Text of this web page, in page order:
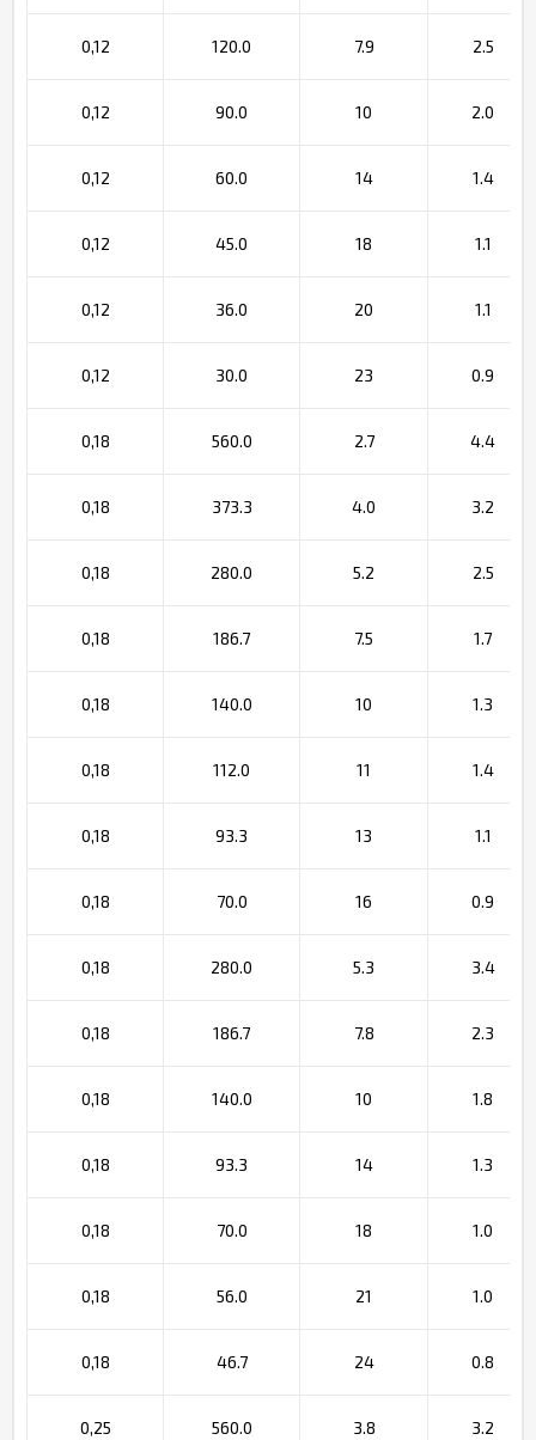
0,12 120.0 7.9 2.5
0,12 90.0 10 2.0
0,12 60.0 14 1.4
0,12 45.0 18 1.1
0,12 36.0 20 1.1
0,12 30.0 23 0.9
0,18 560.0 2.7 4.4
0,18 373.3 4.0 3.2
0,18 280.0 5.2 2.5
0,18 186.7 7.5 1.7
0,18 140.0 10 1.3
0,18 112.0 11 1.4
0,18 93.3 13 1.1
0,18 70.0 16 0.9
0,18 280.0 5.3 3.4
0,18 186.7 7.8 2.3
0,18 140.0 10 1.8
0,18 93.3 14 1.3
0,18 70.0 18 1.0
0,18 56.0 21 1.0
0,18 46.7 24 0.8
0,25 560.0 3.8 3.2